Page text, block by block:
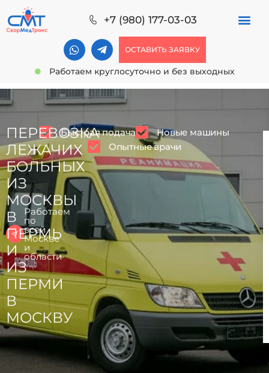
+7 (980) 177-03-03
ОСТАВИТЬ ЗАЯВКУ
Работаем круглосуточно и без выходных
Работаем
по
всей
Москве
и
области
ПЕРЕВОЗКА
ЛЕЖАЧИХ
БОЛЬНЫХ
ИЗ
МОСКВЫ
В
ПЕРМЬ
И
ИЗ
ПЕРМИ
В
МОСКВУ
Быстрая подача
Новые машины
Опытные врачи